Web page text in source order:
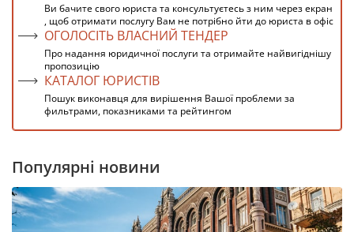
Ви бачите свого юриста та консультуєтесь з ним через екран
, щоб отримати послугу Вам не потрібно йти до юриста в офіс
ОГОЛОСІТЬ ВЛАСНИЙ ТЕНДЕР
Про надання юридичної послуги та отримайте найвигіднішу
пропозицію
КАТАЛОГ ЮРИСТІВ
Пошук виконавця для вирішення Вашої проблеми за
фильтрами, показниками та рейтингом
Популярні новини